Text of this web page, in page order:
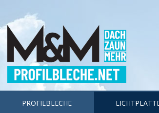
PROFILBLECHE